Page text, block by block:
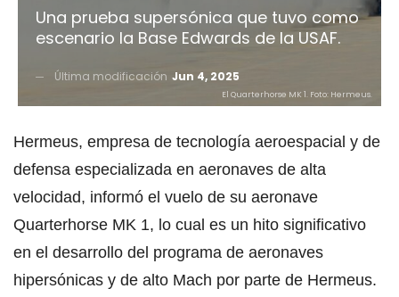
Una prueba supersónica que tuvo como
escenario la Base Edwards de la USAF.
Última modificación Jun 4, 2025
El Quarterhorse MK 1. Foto: Hermeus.
Hermeus, empresa de tecnología aeroespacial y de
defensa especializada en aeronaves de alta
velocidad, informó el vuelo de su aeronave
Quarterhorse MK 1, lo cual es un hito significativo
en el desarrollo del programa de aeronaves
hipersónicas y de alto Mach por parte de Hermeus.